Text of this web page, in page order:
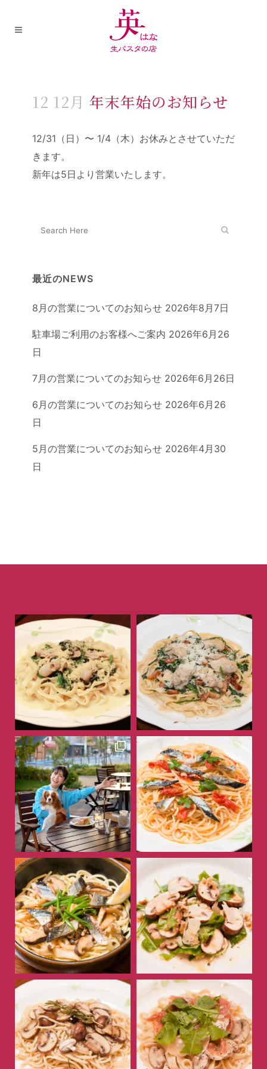
12 12月 年末年始のお知らせ
12/31（日）〜 1/4（木）お休みとさせていただ
きます。
新年は5日より営業いたします。
最近のNEWS
8月の営業についてのお知らせ 2026年8月7日
駐車場ご利用のお客様へご案内 2026年6月26
日
7月の営業についてのお知らせ 2026年6月26日
6月の営業についてのお知らせ 2026年6月26
日
5月の営業についてのお知らせ 2026年4月30
日